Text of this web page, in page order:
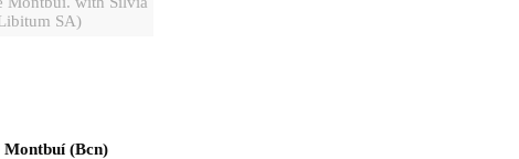
SA)
Montbuí (Bcn)